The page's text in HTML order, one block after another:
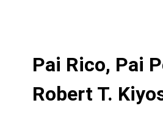
Pai Rico, Pai
Robert T.